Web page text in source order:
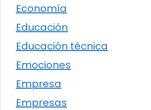
Economía
Educación
Educación técnica
Emociones
Empresa
Empresas